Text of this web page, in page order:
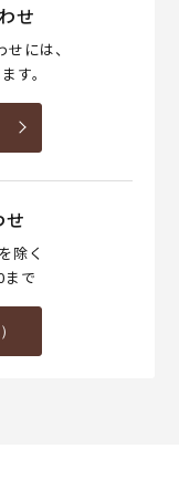
せ
には、
す。
せ
除く
で